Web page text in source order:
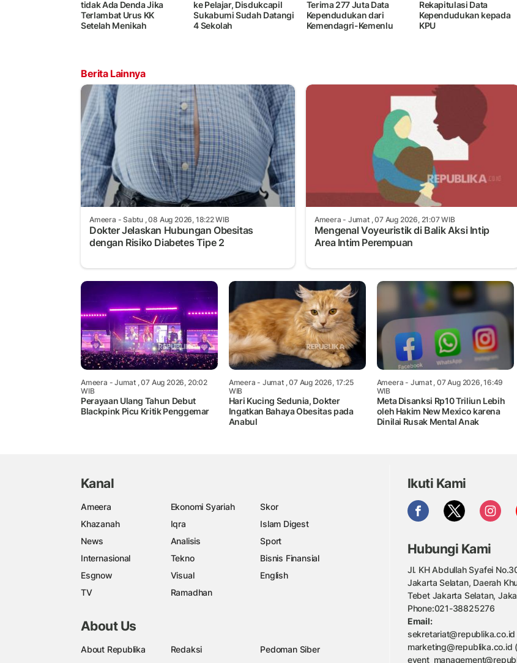
tidak Ada Denda Jika
Terlambat Urus KK
Setelah Menikah
ke Pelajar, Disdukcapil
Sukabumi Sudah Datangi
4 Sekolah
Terima 277 Juta Data
Kependudukan dari
Kemendagri-Kemenlu
Rekapitulasi Data
Kependudukan kepada
KPU
Berita Lainnya
Ameera - Sabtu , 08 Aug 2026, 18:22 WIB
Dokter Jelaskan Hubungan Obesitas
dengan Risiko Diabetes Tipe 2
Ameera - Jumat , 07 Aug 2026, 21:07 WIB
Mengenal Voyeuristik di Balik Aksi Intip
Area Intim Perempuan
Ameera - Jumat , 07 Aug 2026, 20:02
WIB
Perayaan Ulang Tahun Debut
Blackpink Picu Kritik Penggemar
Ameera - Jumat , 07 Aug 2026, 17:25
WIB
Hari Kucing Sedunia, Dokter
Ingatkan Bahaya Obesitas pada
Anabul
Ameera - Jumat , 07 Aug 2026, 16:49
WIB
Meta Disanksi Rp10 Triliun Lebih
oleh Hakim New Mexico karena
Dinilai Rusak Mental Anak
Kanal
Ameera Ekonomi Syariah
Skor
Khazanah
Iqra
Islam Digest
News
Analisis
Sport
Internasional
Tekno
Bisnis Finansial
Esgnow
Visual
English
TV
Ramadhan
About Us
About Republika Redaksi
Pedoman Siber
Ikuti Kami
Hubungi Kami
Jl. KH Abdullah Syafei
Jakarta Selatan, Daerah
Tebet Jakarta Selatan,
Phone:021-38825276
Email:
sekretariat@republika.co.id
marketing@republika.co.id